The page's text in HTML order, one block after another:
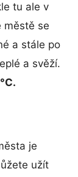
tu ale v
městě se
a stále po
a svěží.
je
užít